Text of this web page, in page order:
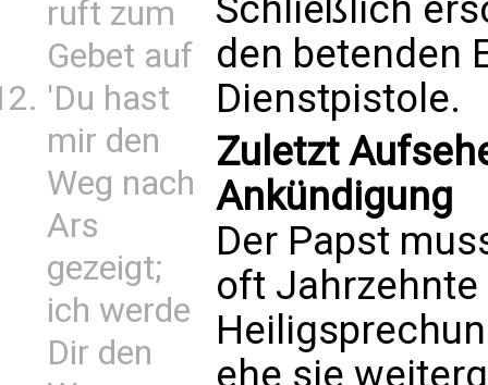
ruft zum
Gebet auf
'Du hast
mir den
Weg nach
Ars
gezeigt;
ich werde
Dir den
den betenden
Dienstpistole.
Zuletzt
Ankündigung
Der Papst
oft Jahrzehnte
ehe sie